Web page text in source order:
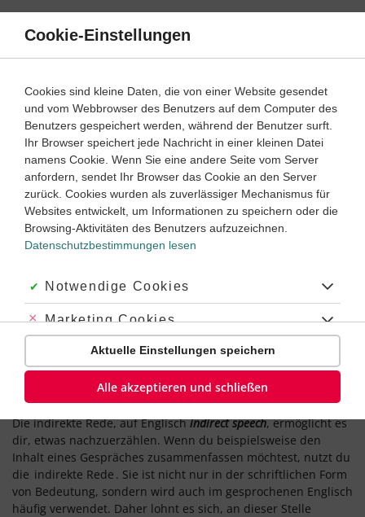
Direkt
Inhalt
Indirect Speech einfach erklärt
Klassenstufe: 6 7 8 9 10
Die Indirect Speech auf Englisch lernen
Indirect Speech lernen
Englisch lernen – indirect speech leicht gemacht
Pronomen und Ortsangaben ändern sich beim Bilden der indirect speech
Was ist zu tun bei Fragen?
Indirect speech lernen leicht gemacht
Die Indirect Speech auf Englisch lernen
Die indirekte Rede, auf Englischindirect speech, ermöglicht es
dir, etwas nachzuerzählen. Wenn du beispielsweise den
Inhalt eines Gespräches zusammenfassen möchtest, nutzt du
die indirekte Rede . Sie ist nicht nur in der schriftlichen Form
von Bedeutung, sondern wird auch im gesprochenen Englisch
häufig verwendet. Daher lohnt es sich, an dieser Stelle
Cookie-Einstellungen
Cookies sind kleine Daten, die von einer Website gesendet
und vom Webbrowser des Benutzers auf dem Computer des
Benutzers gespeichert werden, während der Benutzer surft.
Ihr Browser speichert jede Nachricht in einer kleinen Datei
namens Cookie. Wenn Sie eine andere Seite vom Server
anfordern, sendet Ihr Browser das Cookie an den Server
zurück. Cookies wurden als zuverlässiger Mechanismus für
Websites entwickelt, um Informationen zu speichern oder die
Browsing-Aktivitäten des Benutzers aufzuzeichnen.
Datenschutzbestimmungen lesen
Akzeptiert:
Notwendige Cookies
Abgelehnt:
Marketing Cookies
Abgelehnt:
Personalisierungs-Cookies
Aktuelle Einstellungen speichern
Alle akzeptieren und schließen